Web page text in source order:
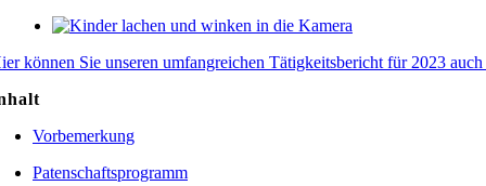
Zeige
Bild
können Sie unseren umfangreichen Tätigkeitsbericht für 2023
Vorbemerkung
Patenschaftsprogramm